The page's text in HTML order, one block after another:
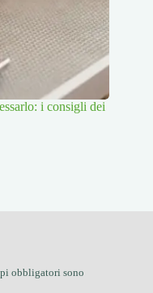
i consigli dei
obbligatori sono